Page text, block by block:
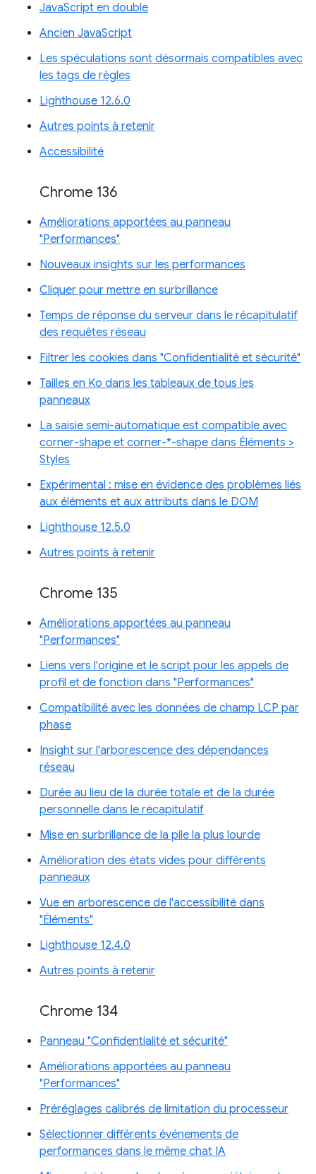
JavaScript en double
Ancien JavaScript
Les spéculations sont désormais compatibles avec
les tags de règles
Lighthouse 12.6.0
Autres points à retenir
Accessibilité
Chrome 136
Améliorations apportées au panneau
"Performances"
Nouveaux insights sur les performances
Cliquer pour mettre en surbrillance
Temps de réponse du serveur dans le récapitulatif
des requêtes réseau
Filtrer les cookies dans "Confidentialité et sécurité"
Tailles en Ko dans les tableaux de tous les
panneaux
La saisie semi-automatique est compatible avec
corner-shape et corner-*-shape dans Éléments >
Styles
Expérimental : mise en évidence des problèmes liés
aux éléments et aux attributs dans le DOM
Lighthouse 12.5.0
Autres points à retenir
Chrome 135
Améliorations apportées au panneau
"Performances"
Liens vers l'origine et le script pour les appels de
profil et de fonction dans "Performances"
Compatibilité avec les données de champ LCP par
phase
Insight sur l'arborescence des dépendances
réseau
Durée au lieu de la durée totale et de la durée
personnelle dans le récapitulatif
Mise en surbrillance de la pile la plus lourde
Amélioration des états vides pour différents
panneaux
Vue en arborescence de l'accessibilité dans
"Éléments"
Lighthouse 12.4.0
Autres points à retenir
Chrome 134
Panneau "Confidentialité et sécurité"
Améliorations apportées au panneau
"Performances"
Préréglages calibrés de limitation du processeur
Sélectionner différents événements de
performances dans le même chat IA